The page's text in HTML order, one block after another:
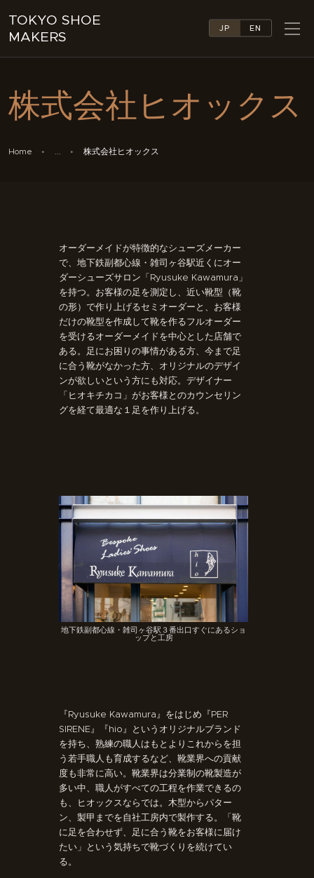
TOKYO SHOE
MAKERS
JP EN
株式会社ヒオックス
Home ... 株式会社ヒオックス
COMPANY LIST
COLLECTIONS
オーダーメイドが特徴的なシューズメーカー
で、地下鉄副都心線・雑司ヶ谷駅近くにオー
ダーシューズサロン「Ryusuke Kawamura」
を持つ。お客様の足を測定し、近い靴型（靴
の形）で作り上げるセミオーダーと、お客様
だけの靴型を作成して靴を作るフルオーダー
を受けるオーダーメイドを中心とした店舗で
ある。足にお困りの事情がある方、今まで足
に合う靴がなかった方、オリジナルのデザイ
ンが欲しいという方にも対応。デザイナー
「ヒオキチカコ」がお客様とのカウンセリン
グを経て最適な１足を作り上げる。
地下鉄副都心線・雑司ヶ谷駅３番出口すぐにあるショ
ップと工房
『Ryusuke Kawamura』をはじめ『PER
SIRENE』『hio』というオリジナルブランド
を持ち、熟練の職人はもとよりこれからを担
う若手職人も育成するなど、靴業界への貢献
度も非常に高い。靴業界は分業制の靴製造が
多い中、職人がすべての工程を作業できるの
も、ヒオックスならでは。木型からパター
ン、製甲までを自社工房内で製作する。「靴
に足を合わせず、足に合う靴をお客様に届け
たい」という気持ちで靴づくりを続けてい
る。